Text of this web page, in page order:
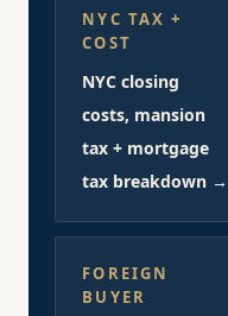
NYC TAX +
COST
NYC closing
costs, mansion
tax + mortgage
tax breakdown →
FOREIGN
BUYER